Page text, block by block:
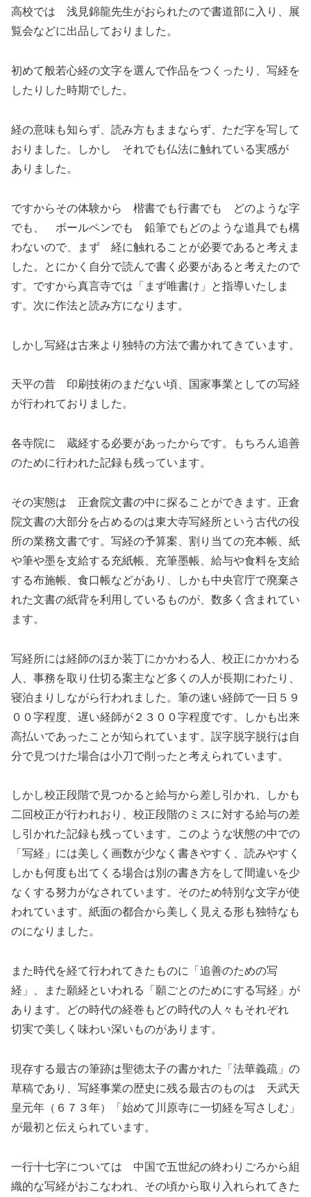
高校では 浅見錦龍先生がおられたので書道部に入り、展
覧会などに出品しておりました。
初めて般若心経の文字を選んで作品をつくったり、写経を
したりした時期でした。
経の意味も知らず、読み方もままならず、ただ字を写して
おりました。しかし それでも仏法に触れている実感が
ありました。
ですからその体験から 楷書でも行書でも どのような字
でも、 ボールペンでも 鉛筆でもどのような道具でも構
わないので、まず 経に触れることが必要であると考えま
した。とにかく自分で読んで書く必要があると考えたので
す。ですから真言寺では「まず唯書け」と指導いたしま
す。次に作法と読み方になります。
しかし写経は古来より独特の方法で書かれてきています。
天平の昔 印刷技術のまだない頃、国家事業としての写経
が行われておりました。
各寺院に 蔵経する必要があったからです。もちろん追善
のために行われた記録も残っています。
その実態は 正倉院文書の中に探ることができます。正倉
院文書の大部分を占めるのは東大寺写経所という古代の役
所の業務文書です。写経の予算案、割り当ての充本帳、紙
や筆や墨を支給する充紙帳、充筆墨帳、給与や食料を支給
する布施帳、食口帳などがあり、しかも中央官庁で廃棄さ
れた文書の紙背を利用しているものが、数多く含まれてい
ます。
写経所には経師のほか装丁にかかわる人、校正にかかわる
人、事務を取り仕切る案主など多くの人が長期にわたり、
寝泊まりしながら行われました。筆の速い経師で一日５９
００字程度、遅い経師が２３００字程度です。しかも出来
高払いであったことが知られています。誤字脱字脱行は自
分で見つけた場合は小刀で削ったと考えられています。
しかし校正段階で見つかると給与から差し引かれ、しかも
二回校正が行われおり、校正段階のミスに対する給与の差
し引かれた記録も残っています。このような状態の中での
「写経」には美しく画数が少なく書きやすく、読みやすく
しかも何度も出てくる場合は別の書き方をして間違いを少
なくする努力がなされています。そのため特別な文字が使
われています。紙面の都合から美しく見える形も独特なも
のになりました。
また時代を経て行われてきたものに「追善のための写
経」、また願経といわれる「願ごとのためにする写経」が
あります。どの時代の経巻もどの時代の人々もそれぞれ
切実で美しく味わい深いものがあります。
現存する最古の筆跡は聖徳太子の書かれた「法華義疏」の
草稿であり、写経事業の歴史に残る最古のものは 天武天
皇元年（６７３年）「始めて川原寺に一切経を写さしむ」
が最初と伝えられています。
一行十七字については 中国で五世紀の終わりごろから組
織的な写経がおこなわれ、その頃から取り入れられてきた